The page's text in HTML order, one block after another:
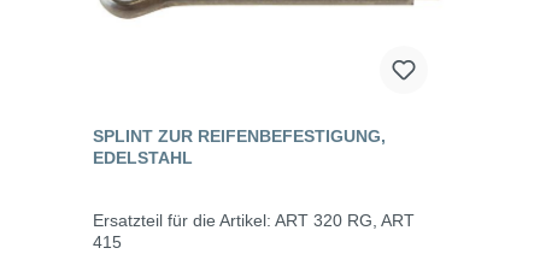
SPLINT ZUR REIFENBEFESTIGUNG,
EDELSTAHL
Ersatzteil für die Artikel: ART 320 RG, ART
415